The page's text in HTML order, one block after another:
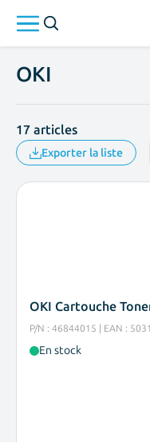
OKI
17 articles
Exporter la liste
OKI Cartouche
P/N : 46844015 | EAN :
En stock